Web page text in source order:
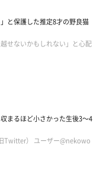
」と保護した推定8才の野良猫
越せないかもしれない」と心配
まるほど小さかった生後3～4
Twitter） ユーザー@nekowo